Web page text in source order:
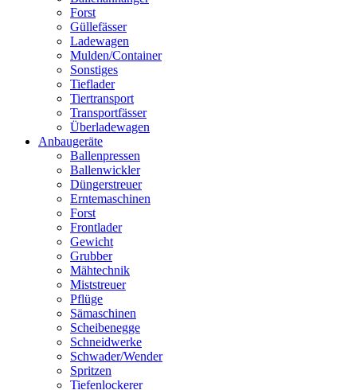
Forst
Güllefässer
Ladewagen
Mulden/Container
Sonstiges
Tieflader
Tiertransport
Transportfässer
Überladewagen
Anbaugeräte
Ballenpressen
Ballenwickler
Düngerstreuer
Erntemaschinen
Forst
Frontlader
Gewicht
Grubber
Mähtechnik
Miststreuer
Pflüge
Sämaschinen
Scheibenegge
Schneidwerke
Schwader/Wender
Spritzen
Tiefenlockerer